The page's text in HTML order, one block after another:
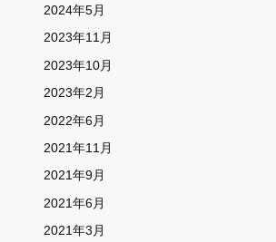
2024年5月
2023年11月
2023年10月
2023年2月
2022年6月
2021年11月
2021年9月
2021年6月
2021年3月